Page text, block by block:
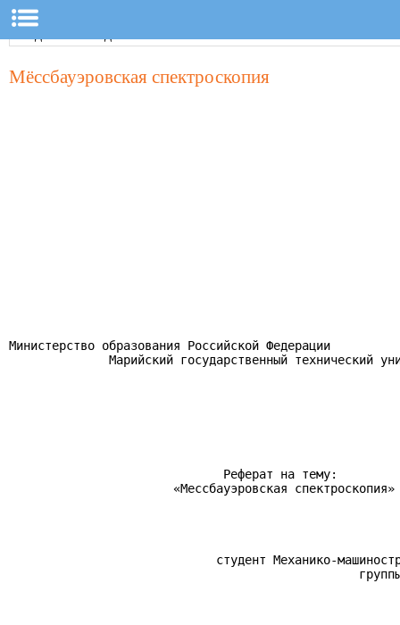
Мёссбауэровская спектроскопия
Министерство образования Российской Федерации
Марийский государственный технический
                              Реферат на тему:
                       «Мессбауэровская спектроскопия»
студент Механико-